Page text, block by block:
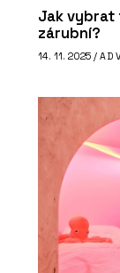
Jak vybrat
zárubní?
14. 11. 2025 /